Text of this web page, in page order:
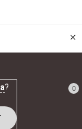
×
? 0